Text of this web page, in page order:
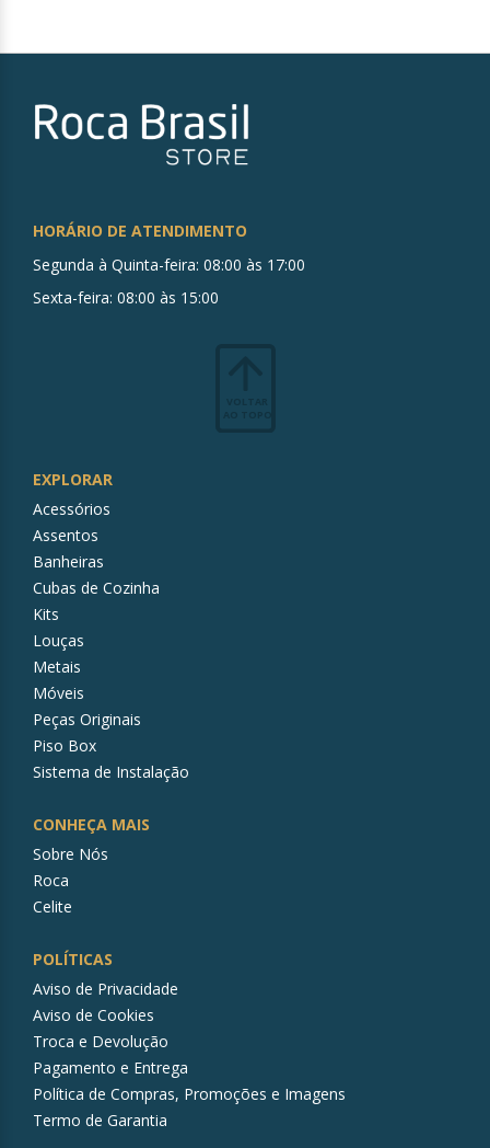
HORÁRIO DE ATENDIMENTO
Segunda à Quinta-feira: 08:00 às 17:00
Sexta-feira: 08:00 às 15:00
EXPLORAR
Acessórios
Assentos
Banheiras
Cubas de Cozinha
Kits
Louças
Metais
Móveis
Peças Originais
Piso Box
Sistema de Instalação
CONHEÇA MAIS
Sobre Nós
Roca
Celite
POLÍTICAS
Aviso de Privacidade
Aviso de Cookies
Troca e Devolução
Pagamento e Entrega
Política de Compras, Promoções e Imagens
Termo de Garantia